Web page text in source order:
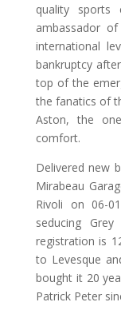
quality
ambassador
international
bankruptcy
top of the
the fanatics of
Aston, the
comfort.
Delivered new
Mirabeau
Rivoli on 06-
seducing
registration is
to Levesque
bought it 20
Patrick Peter